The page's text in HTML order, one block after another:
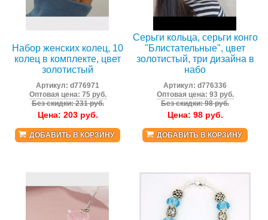
Набор женских колец, 10
колец в комплекте, цвет
золотистый
Артикул:d776971
Оптовая цена: 75 руб.
Без скидки: 231 руб.
Цена: 203руб.
ДОБАВИТЬ В КОРЗИНУ
Серьги кольца, серьги конго
"Блистательные", цвет
золотистый, три дизайна в
набо
Артикул:d776336
Оптовая цена: 93 руб.
Без скидки: 98 руб.
Цена: 98руб.
ДОБАВИТЬ В КОРЗИНУ